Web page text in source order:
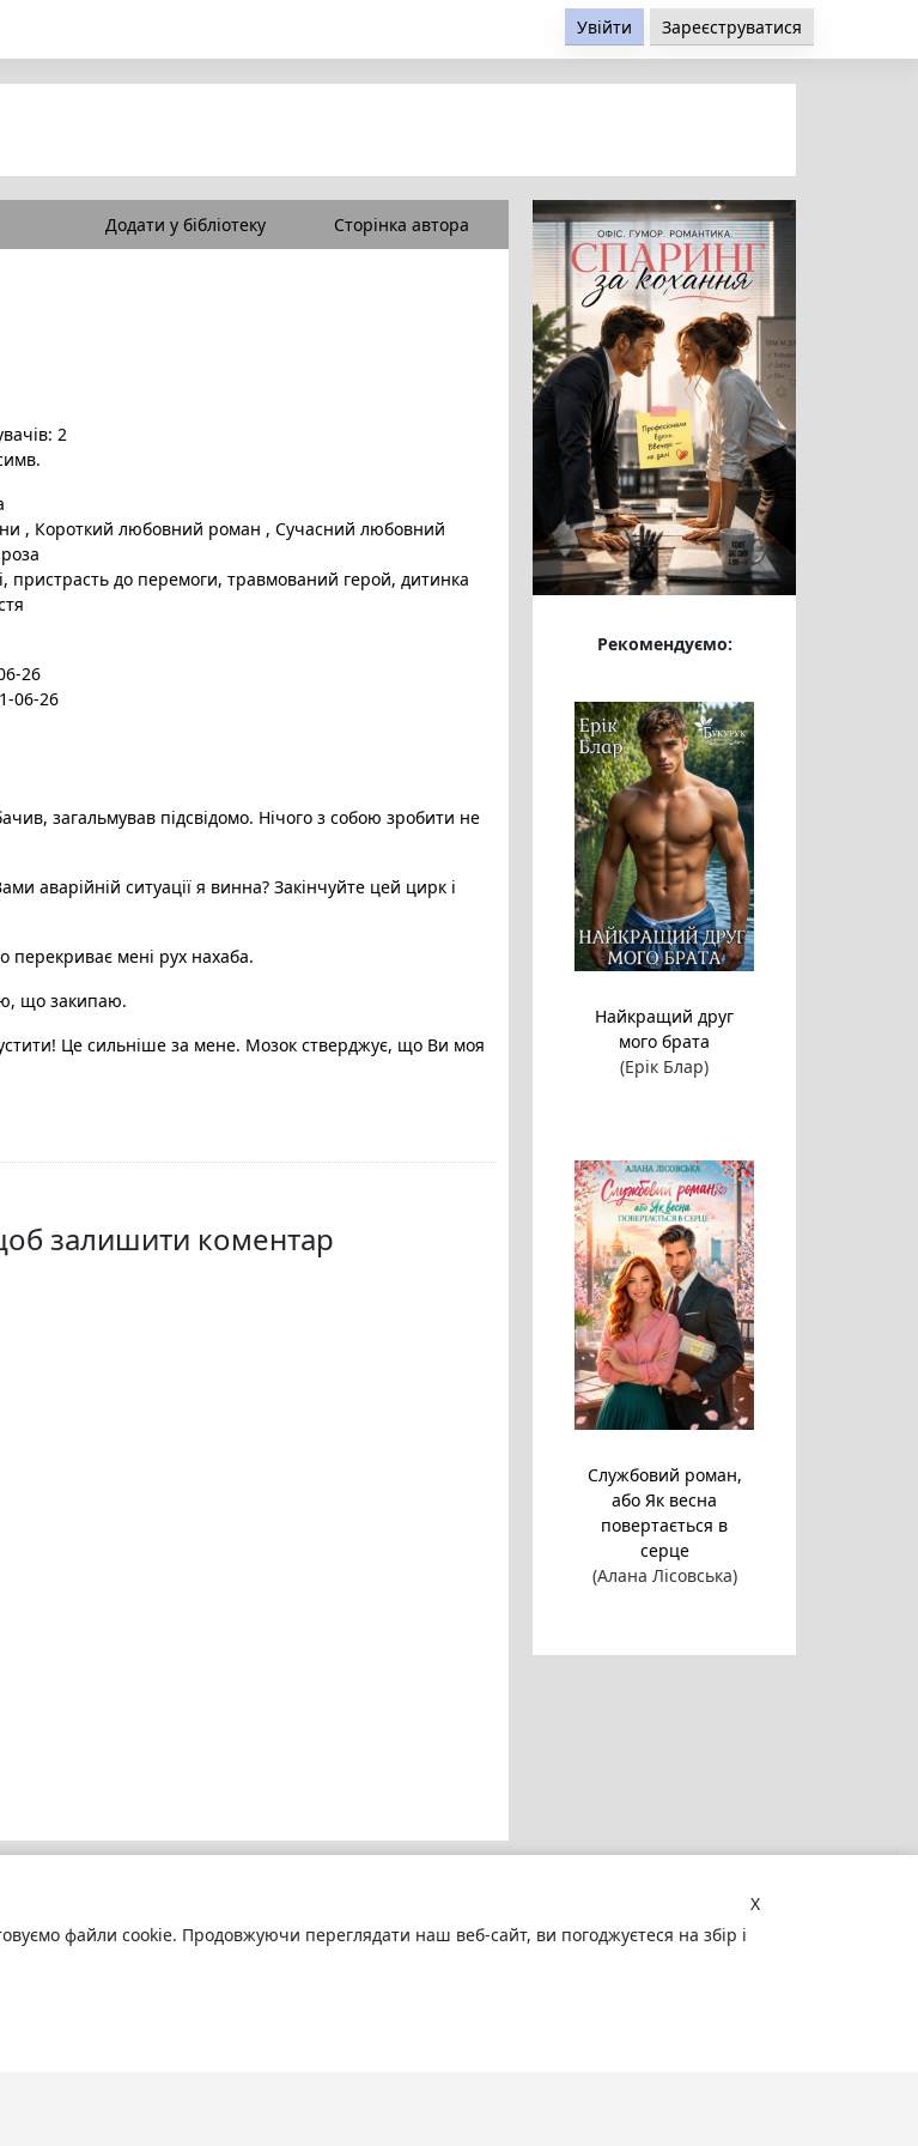
Увійти Зареєструватися
Додати у бібліотеку Сторінка автора
2
, Короткий любовний роман , Сучасний любовний
пристрасть до перемоги, травмований герой, дитинка
26
06-26
загальмував підсвідомо. Нічого з собою зробити не
аварійній ситуації я винна? Закінчуйте цей цирк і
перекриває мені рух нахаба.
що закипаю.
Це сильніше за мене. Мозок стверджує, що Ви моя
залишити коментар
Рекомендуємо:
Найкращий друг
мого брата
(Ерік Блар)
Службовий роман,
або Як весна
повертається в
серце
(Алана Лісовська)
X
файли cookie. Продовжуючи переглядати наш веб-сайт, ви погоджуєтеся на збір і
Про сервіс